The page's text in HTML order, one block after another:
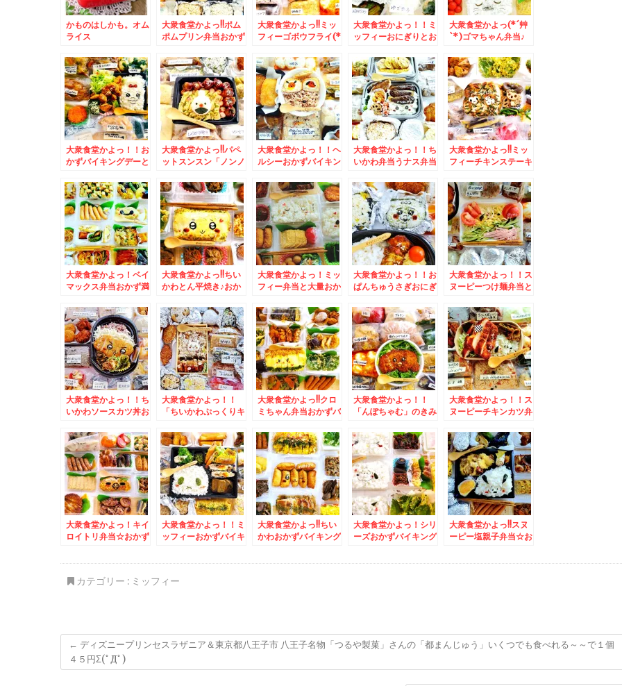
てで激ウマ(*´艸`*)
かものはしかも。オム
ライス
大衆食堂かよっ!!ポム
ポムプリン弁当おかず
しいフローズンアイス
(*´艸`*)メロン味なぜ
かカップ2個(・・?
大衆食堂かよっ!!ミッ
フィーゴボウフライ(*
グ♪＆士幌町生産者還
元用ポテトチップス」
「塩味」「のり塩味」
「コンソメ味」 ポテ
チ最強の美味しさ♪
大衆食堂かよっ！！ミ
ッフィーおにぎりとお
で一番お得な焼肉ラン
チのお店「平和園蘭
豆」さんの「テールラ
ーメン」と「味噌汁」
でmyカスタマイズ単
品メニューもお得よ＾
＾
大衆食堂かよっ(*´艸
`*)ゴマちゃん弁当♪
リ・サンゴールドキウ
イ」が美味っ！！
大衆食堂かよっ！！お
かずバイキングデーと
＆簡単だけど病みつき
になる朝ごはんレシピ
♪レタス納豆ど～ん♪(*
´艸`*)
大衆食堂かよっ!!パペ
ットスンスン「ノンノ
「Tully's coffee」タ
リーズコーヒーで打ち
合わせ～＾＾♪ほっと
一息＾＾
大衆食堂かよっ！！ヘ
ルシーおかずバイキン
コロッケ弁当＆「ごま
そば八千代」さんの
「鍋焼きうどん」絶品
えび天入りでも９００
円Σ(ﾟДﾟ)
大衆食堂かよっ！！ち
いかわ弁当うナス弁当
ングデー＆佐呂間町で
焼肉といえば「焼肉ブ
ータン」さん秘伝のタ
レ絶品(*´艸`*)サガリ
とホルモン♪
大衆食堂かよっ!!ミッ
フィーチキンステーキ
庵」さんの「辛子明太
のり弁当」＆「なめこ
そば温」ネギ食べ放題
がありがたい～
大衆食堂かよっ！ベイ
マックス弁当おかず満
が美味しいと思うお店
(*´艸`*)ランチタイム
しか営業されてないで
すよ～
大衆食堂かよっ!!ちい
かわとん平焼き♪おか
堂 日高屋」さんの
「タンメン」近くに日
高屋さんが欲しい件(*
´艸`*)
大衆食堂かよっ！ミッ
フィー弁当と大量おか
きといえば「みずほ
庵」小さいお子さん連
れでもゆっくり(*´艸
`*)
大衆食堂かよっ！！お
ぱんちゅうさぎおにぎ
石区「蘭豆」さんの
「カルビラーメンラン
チ」激辛 麺固め旨っ
(*´艸`*)
大衆食堂かよっ！！ス
ヌーピーつけ麺弁当と
里「里李庵」さんの
「ショートケーキ、モ
ンブラン、チョコレー
トケーキ」「梨タル
ト」梨タルト旨っ(*
´艸`*)
大衆食堂かよっ！！ち
いかわソースカツ丼お
きのこ王国内「シフォ
ンケーキ」と「仁木産
りんごシフォンケー
キ」
大衆食堂かよっ！！
「ちいかわぷっくりキ
載おにぎりレシピ＆ど
こかは言えないけど思
った以上にお得だった
ブルーハワイのかき氷
(*´艸`*)
大衆食堂かよっ!!クロ
ミちゃん弁当おかずバ
き館」さんの「和栗の
モンブラン」(*´艸
`*)my最高モンブラ
ン(*´艸`*)
大衆食堂かよっ！！
「んぽちゃむ」のきみ
BASEFOODベースフ
ードさん[BASE
BREAD]生活続けて
ますよ(*´艸`*)[こし
あん」が好き(*´艸`*)
大衆食堂かよっ！！ス
ヌーピーチキンカツ弁
ス「パーラーフタバ
ヤ」さんで打ち合わせ
(*´艸`*)
大衆食堂かよっ！キイ
ロイトリ弁当☆おかず
ム」美味(*´艸`*)
大衆食堂かよっ！！ミ
ッフィーおかずバイキ
ん」うまっ(*´艸`*)
大衆食堂かよっ!!ちい
かわおかずバイキング
大衆食堂かよっ！シリ
ーズおかずバイキング
大衆食堂かよっ!!スヌ
ーピー塩親子弁当☆お
カテゴリー : ミッフィー
← ディズニープリンセスラザニア＆東京都八王子市 八王子名物「つるや製菓」さんの「都まんじゅう」いくつでも食べれる～～で１個
４５円Σ(ﾟДﾟ)